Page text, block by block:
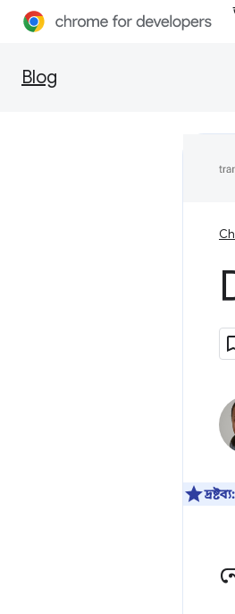
Blog
দ্রষ্টব্য: